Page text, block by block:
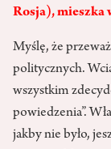
Rosja),
Myślę, że
politycznych.
wszystkim
powiedzenia”.
jakby nie było,